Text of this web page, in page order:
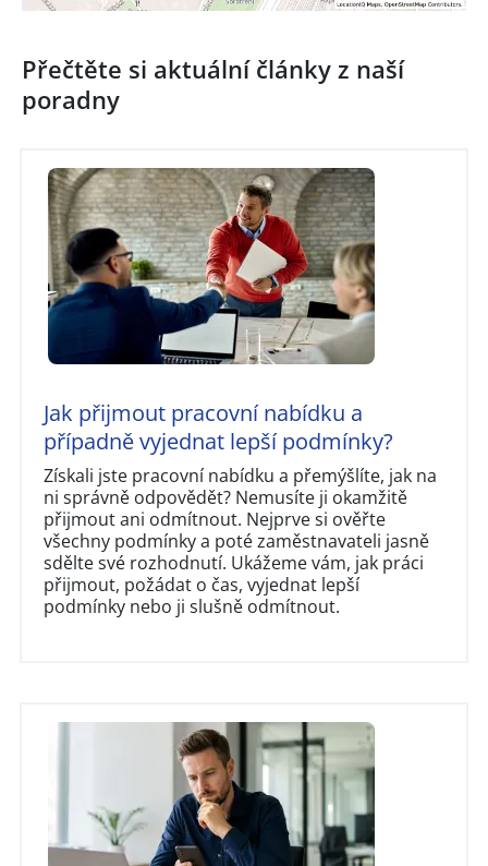
Přečtěte si aktuální články z naší
poradny
Jak přijmout pracovní nabídku a
případně vyjednat lepší podmínky?
Získali jste pracovní nabídku a přemýšlíte, jak na
ni správně odpovědět? Nemusíte ji okamžitě
přijmout ani odmítnout. Nejprve si ověřte
všechny podmínky a poté zaměstnavateli jasně
sdělte své rozhodnutí. Ukážeme vám, jak práci
přijmout, požádat o čas, vyjednat lepší
podmínky nebo ji slušně odmítnout.